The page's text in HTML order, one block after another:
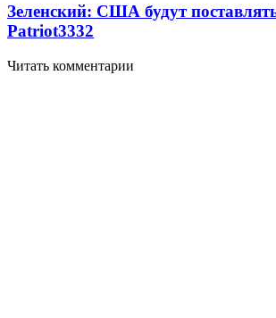
Зеленский: США будут
Patriot3332
Читать комментарии